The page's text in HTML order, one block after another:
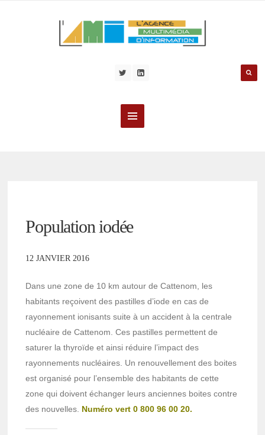
Population iodée
12 JANVIER 2016
Dans une zone de 10 km autour de Cattenom, les
habitants reçoivent des pastilles d’iode en cas de
rayonnement ionisants suite à un accident à la centrale
nucléaire de Cattenom. Ces pastilles permettent de
saturer la thyroïde et ainsi réduire l’impact des
rayonnements nucléaires. Un renouvellement des boites
est organisé pour l’ensemble des habitants de cette
zone qui doivent échanger leurs anciennes boites contre
des nouvelles. Numéro vert 0 800 96 00 20.